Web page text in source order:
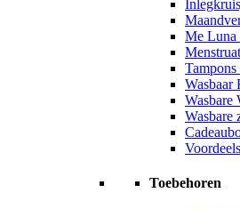
Me Luna
Tampons
Wasbaar
Wasbare
Wasbare
Toebehoren